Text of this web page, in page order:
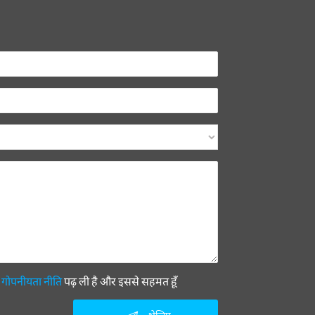
गोपनीयता नीतिपढ़ ली है और इससे सहमत हूँ